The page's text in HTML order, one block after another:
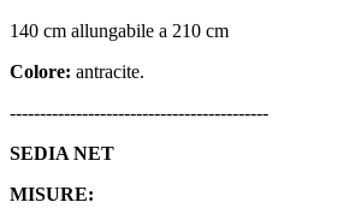
140 cm allungabile a 210 cm
Colore: antracite.
-------------------------------------------
SEDIA NET
MISURE: